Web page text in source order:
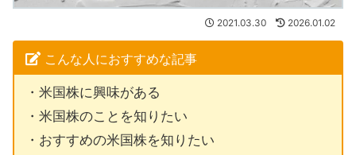
2021.03.30 2026.01.02
こんな人におすすめな記事
・米国株に興味がある
・米国株のことを知りたい
・おすすめの米国株を知りたい